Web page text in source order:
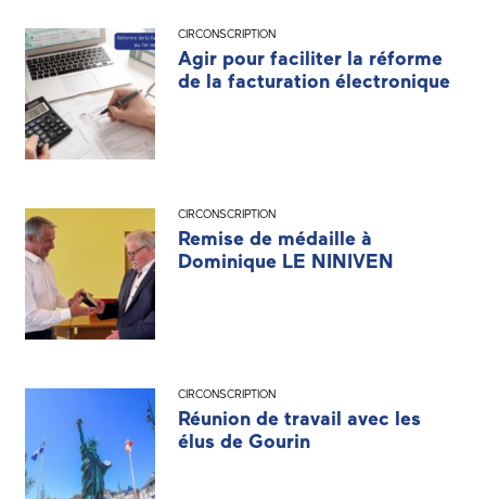
CIRCONSCRIPTION
Agir pour faciliter la réforme
de la facturation électronique
CIRCONSCRIPTION
Remise de médaille à
Dominique LE NINIVEN
CIRCONSCRIPTION
Réunion de travail avec les
élus de Gourin